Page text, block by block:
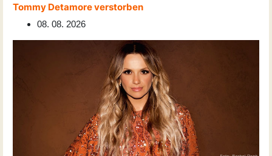
Tommy Detamore verstorben
08. 08. 2026